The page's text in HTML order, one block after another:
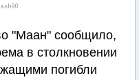
"Маан" сообщило,
в столкновении
погибли